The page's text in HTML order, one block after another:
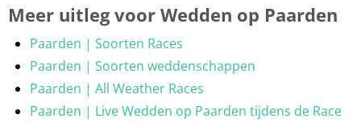
Meer uitleg voor Wedden op Paarden
Paarden | Soorten Races
Paarden | Soorten weddenschappen
Paarden | All Weather Races
Paarden | Live Wedden op Paarden tijdens de Race